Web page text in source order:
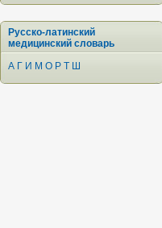
Русско-латинский
медицинский словарь
А Г И М О Р Т Ш